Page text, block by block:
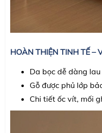
HOÀN THIỆN TINH TẾ –
Da bọc dễ dàng
Gỗ được phủ lớp
Chi tiết ốc vít, mối